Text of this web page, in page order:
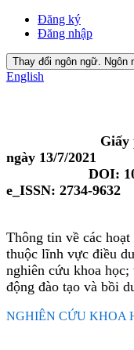
Đăng ký
Đăng nhập
Thay đổi ngôn ngữ. Ngôn
English
Giấy phép
ngày 13/7/2021
DOI:
e_ISSN: 2734-9632
Thông tin về các
thuộc lĩnh vực điều
nghiên cứu khoa
động đào tạo và bồi
NGHIÊN CỨU KHOA